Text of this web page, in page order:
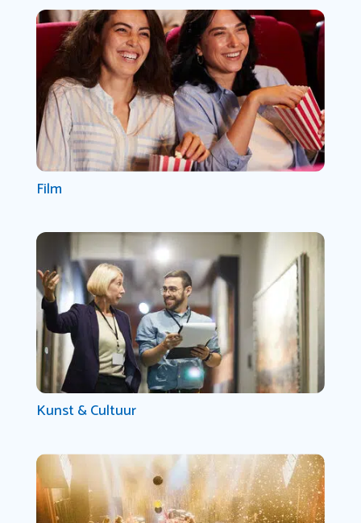
Film
Kunst & Cultuur